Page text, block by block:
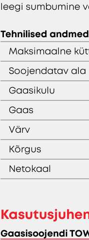
leegi sumbumine
Tehnilised andmed
Maksimaalne
Soojendatav ala
Gaasikulu
Gaas
Värv
Kõrgus
Netokaal
Gaasisoojendi